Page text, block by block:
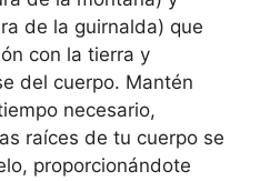
de la guirnalda) que
con la tierra y
del cuerpo. Mantén
necesario,
raíces de tu cuerpo se
proporcionándote